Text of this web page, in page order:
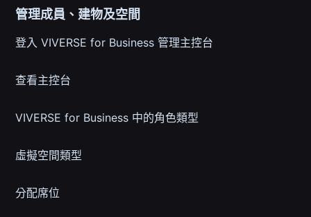
管理成員、建物及空間
登入 VIVERSE for Business 管理主控台
查看主控台
VIVERSE for Business 中的角色類型
虛擬空間類型
分配席位